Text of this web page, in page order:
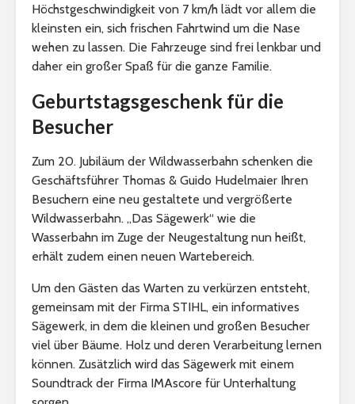
Höchstgeschwindigkeit von 7 km/h lädt vor allem die
kleinsten ein, sich frischen Fahrtwind um die Nase
wehen zu lassen. Die Fahrzeuge sind frei lenkbar und
daher ein großer Spaß für die ganze Familie.
Geburtstagsgeschenk für die
Besucher
Zum 20. Jubiläum der Wildwasserbahn schenken die
Geschäftsführer Thomas & Guido Hudelmaier Ihren
Besuchern eine neu gestaltete und vergrößerte
Wildwasserbahn. „Das Sägewerk“ wie die
Wasserbahn im Zuge der Neugestaltung nun heißt,
erhält zudem einen neuen Wartebereich.
Um den Gästen das Warten zu verkürzen entsteht,
gemeinsam mit der Firma STIHL, ein informatives
Sägewerk, in dem die kleinen und großen Besucher
viel über Bäume. Holz und deren Verarbeitung lernen
können. Zusätzlich wird das Sägewerk mit einem
Soundtrack der Firma IMAscore für Unterhaltung